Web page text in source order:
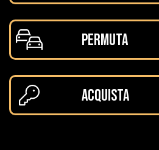
PERMUTA
ACQUISTA